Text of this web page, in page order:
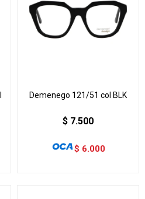
Demenego 121/51 col BLK
$ 7.500
$ 6.000